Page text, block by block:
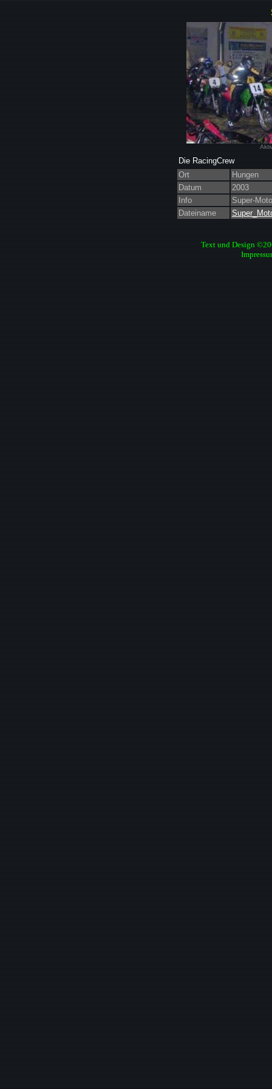
Die RacingCrew
Ort
Hungen
Datum
2003
Info
Super-
Dateiname
Text und Design